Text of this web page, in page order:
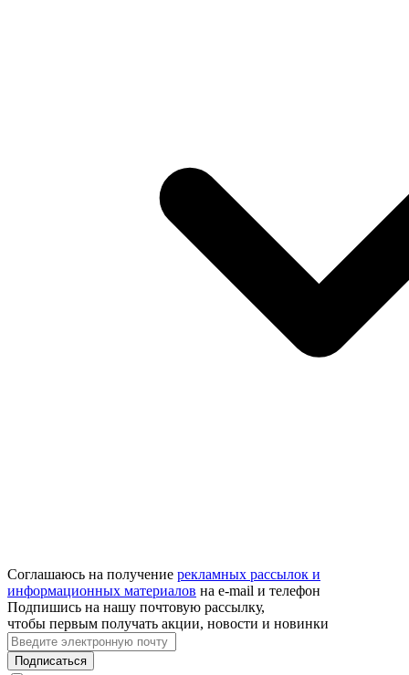
Соглашаюсь на получение рекламных рассылок и
информационных материалов на e‑mail и телефон
Подпишись на нашу почтовую рассылку,
чтобы первым получать акции, новости и новинки
Подписаться